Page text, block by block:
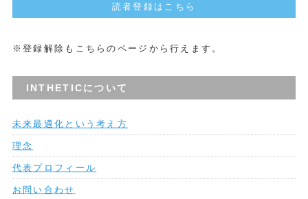
読者登録はこちら
※登録解除もこちらのページから行えます。
INTHETICについて
未来最適化という考え方
理念
代表プロフィール
お問い合わせ